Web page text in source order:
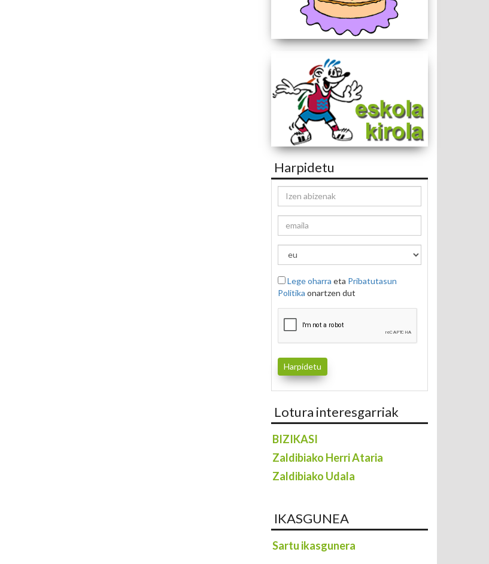
Harpidetu
Lege oharra eta Pribatutasun
Politika onartzen dut
Lotura interesgarriak
BIZIKASI
Zaldibiako Herri Ataria
Zaldibiako Udala
IKASGUNEA
Sartu ikasgunera